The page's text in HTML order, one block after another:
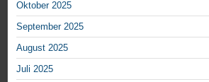
Oktober 2025
September 2025
August 2025
Juli 2025